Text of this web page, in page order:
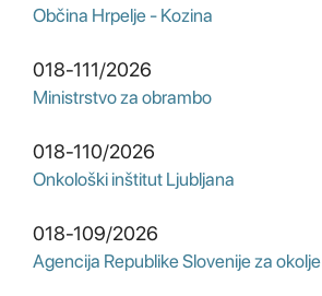
Občina Hrpelje - Kozina
018-111/2026
Ministrstvo za obrambo
018-110/2026
Onkološki inštitut Ljubljana
018-109/2026
Agencija Republike Slovenije za okolje